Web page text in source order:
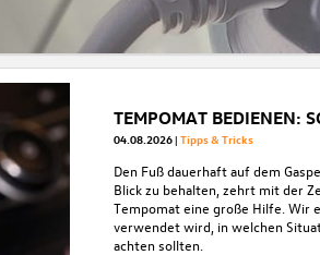
TEMPOMAT BEDIENEN:
04.08.2026 Tipps & Tricks
Den Fuß dauerhaft auf dem
Blick zu behalten, zehrt mit der
Tempomat eine große Hilfe. Wir
verwendet wird, in welchen
achten sollten.